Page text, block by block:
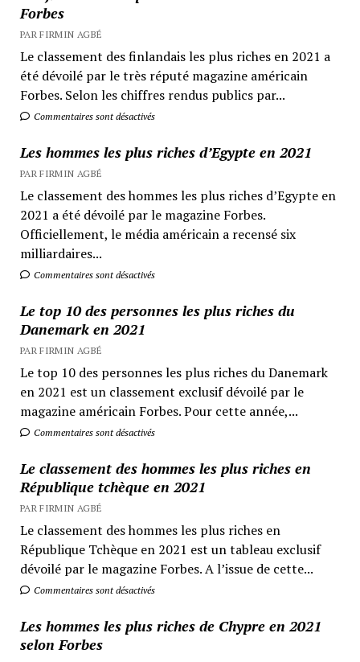
Forbes
PAR FIRMIN AGBÉ
Le classement des finlandais les plus riches en 2021 a
été dévoilé par le très réputé magazine américain
Forbes. Selon les chiffres rendus publics par...
Commentaires sont désactivés
Les hommes les plus riches d’Egypte en 2021
PAR FIRMIN AGBÉ
Le classement des hommes les plus riches d’Egypte en
2021 a été dévoilé par le magazine Forbes.
Officiellement, le média américain a recensé six
milliardaires...
Commentaires sont désactivés
Le top 10 des personnes les plus riches du
Danemark en 2021
PAR FIRMIN AGBÉ
Le top 10 des personnes les plus riches du Danemark
en 2021 est un classement exclusif dévoilé par le
magazine américain Forbes. Pour cette année,...
Commentaires sont désactivés
Le classement des hommes les plus riches en
République tchèque en 2021
PAR FIRMIN AGBÉ
Le classement des hommes les plus riches en
République Tchèque en 2021 est un tableau exclusif
dévoilé par le magazine Forbes. A l’issue de cette...
Commentaires sont désactivés
Les hommes les plus riches de Chypre en 2021
selon Forbes